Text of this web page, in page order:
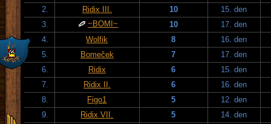
2.
Ridix III. 10
15. den
3.
~BOMI~ 10
17. den
4.
Wolfik 8
16. den
5.
Bomeček 7
17. den
6.
Ridix 6
15. den
7.
Ridix II. 6
16. den
8.
Figo1 5
12. den
9.
Ridix VII. 5
14. den